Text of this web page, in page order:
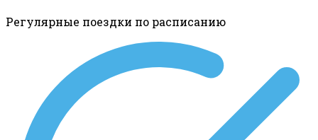
Регулярные поездки по расписанию